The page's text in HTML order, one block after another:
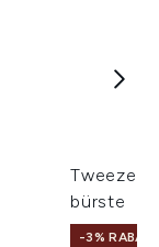
bürste
-3%